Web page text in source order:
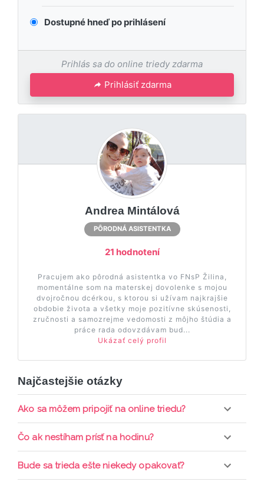
Dostupné hneď po prihlásení
Prihlás sa do online triedy zdarma
Prihlásiť zdarma
Andrea Mintálová
PÔRODNÁ ASISTENTKA
21 hodnotení
Pracujem ako pôrodná asistentka vo FNsP Žilina,
momentálne som na materskej dovolenke s mojou
dvojročnou dcérkou, s ktorou si užívam najkrajšie
obdobie života a všetky moje pozitívne skúsenosti,
zručnosti a samozrejme vedomosti z môjho štúdia a
práce rada odovzdávam bud...
Ukázať celý profil
Najčastejšie otázky
Ako sa môžem pripojiť na online triedu?
Pripojenie do online triedy prebieha priamo cez
prihlásiť do triedy.
Čo ak nestíham prísť na hodinu?
Každá trieda sa nahráva a je k dispozícií po dobu 7
Bude sa trieda ešte niekedy opakovať?